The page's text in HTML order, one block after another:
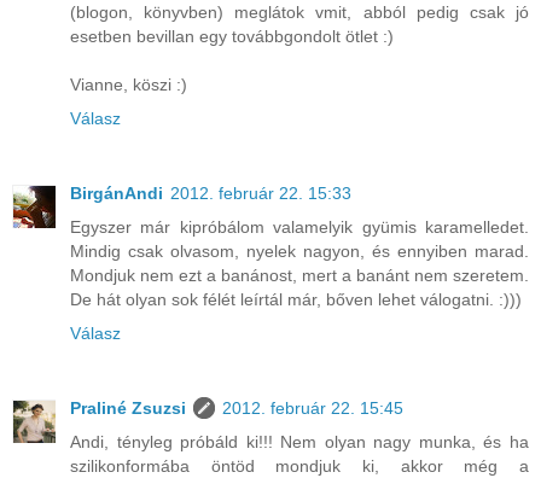
(blogon, könyvben) meglátok vmit, abból pedig csak jó
esetben bevillan egy továbbgondolt ötlet :)
Vianne, köszi :)
Válasz
BirgánAndi 2012. február 22. 15:33
Egyszer már kipróbálom valamelyik gyümis karamelledet.
Mindig csak olvasom, nyelek nagyon, és ennyiben marad.
Mondjuk nem ezt a banánost, mert a banánt nem szeretem.
De hát olyan sok félét leírtál már, bőven lehet válogatni. :)))
Válasz
Praliné Zsuzsi
2012. február 22. 15:45
Andi, tényleg próbáld ki!!! Nem olyan nagy munka, és ha
szilikonformába öntöd mondjuk ki, akkor még a